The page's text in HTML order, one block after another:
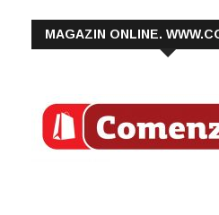
MAGAZIN ONLINE.